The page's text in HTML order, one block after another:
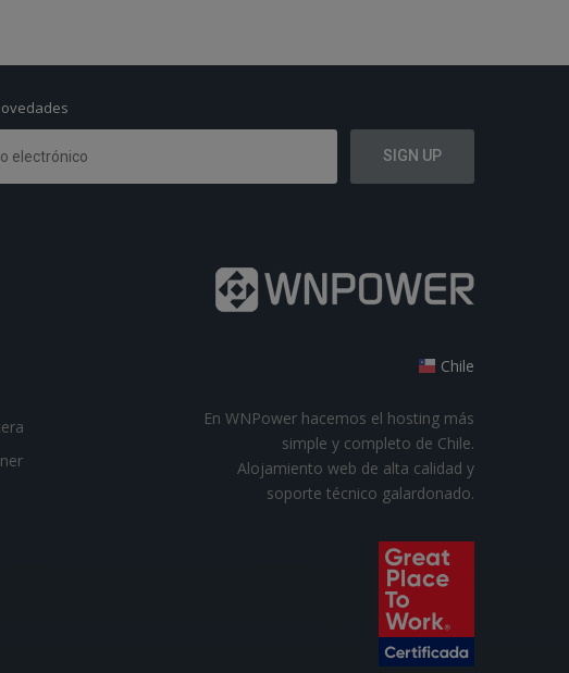
Chile
En WNPower hacemos el hosting más
simple y completo de Chile.
Alojamiento web de alta calidad y
soporte técnico galardonado.